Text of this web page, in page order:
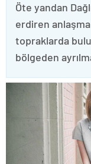
Öte yandan
erdiren
topraklarda
bölgeden